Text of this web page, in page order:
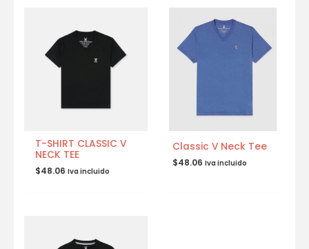
T-SHIRT CLASSIC V
NECK TEE
$48.06 Iva incluido
Classic V Neck Tee
$48.06 Iva incluido